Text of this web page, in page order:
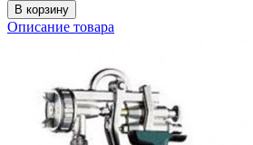
В корзину
Описание товара